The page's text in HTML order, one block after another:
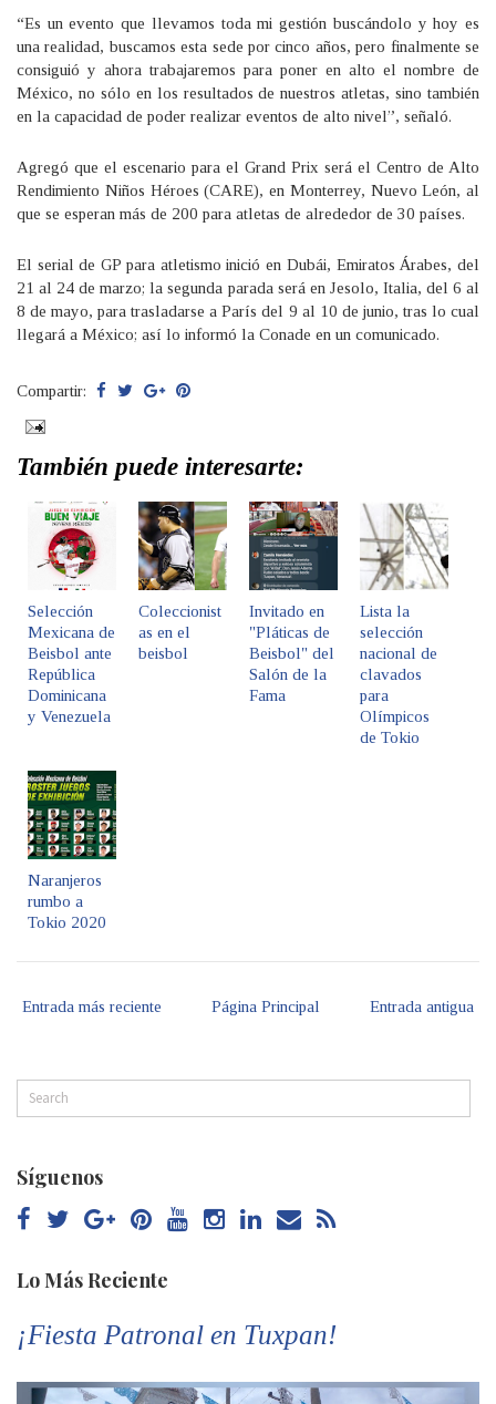
“Es un evento que llevamos toda mi gestión buscándolo y hoy es
una realidad, buscamos esta sede por cinco años, pero finalmente se
consiguió y ahora trabajaremos para poner en alto el nombre de
México, no sólo en los resultados de nuestros atletas, sino también
en la capacidad de poder realizar eventos de alto nivel”, señaló.
Agregó que el escenario para el Grand Prix será el Centro de Alto
Rendimiento Niños Héroes (CARE), en Monterrey, Nuevo León, al
que se esperan más de 200 para atletas de alrededor de 30 países.
El serial de GP para atletismo inició en Dubái, Emiratos Árabes, del
21 al 24 de marzo; la segunda parada será en Jesolo, Italia, del 6 al
8 de mayo, para trasladarse a París del 9 al 10 de junio, tras lo cual
llegará a México; así lo informó la Conade en un comunicado.
Compartir:
También puede interesarte:
Selección
Mexicana de
Beisbol ante
República
Dominicana
y Venezuela
Coleccionist
as en el
beisbol
Invitado en
"Pláticas de
Beisbol" del
Salón de la
Fama
Lista la
selección
nacional de
clavados
para
Olímpicos
de Tokio
Naranjeros
rumbo a
Tokio 2020
Entrada más reciente Entrada antigua
Página Principal
Síguenos
Lo Más Reciente
¡Fiesta Patronal en Tuxpan!